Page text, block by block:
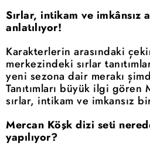
Sırlar, intikam ve imkânsız
anlatılıyor!
Karakterlerin arasındaki
merkezindeki sırlar
yeni sezona dair merakı
Tanıtımları büyük ilgi gören
sırlar, intikam ve imkansız
Mercan Köşk dizi seti
yapılıyor?